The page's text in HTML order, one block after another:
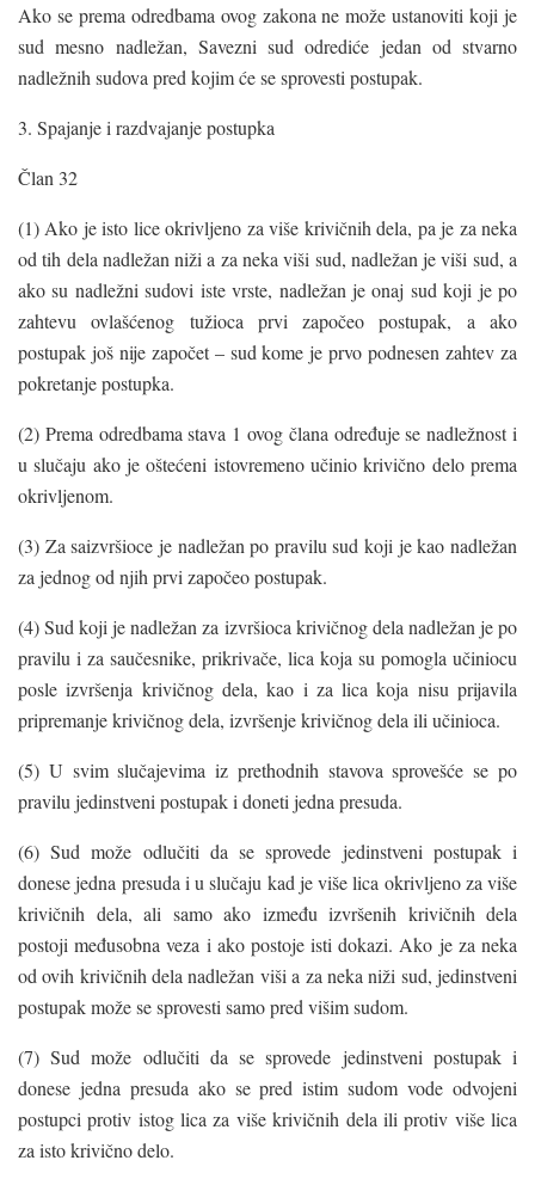
Ako se prema odredbama ovog zakona ne može ustanoviti koji je
sud mesno nadležan, Savezni sud odrediće jedan od stvarno
nadležnih sudova pred kojim će se sprovesti postupak.
3. Spajanje i razdvajanje postupka
Član 32
(1) Ako je isto lice okrivljeno za više krivičnih dela, pa je za neka
od tih dela nadležan niži a za neka viši sud, nadležan je viši sud, a
ako su nadležni sudovi iste vrste, nadležan je onaj sud koji je po
zahtevu ovlašćenog tužioca prvi započeo postupak, a ako
postupak još nije započet – sud kome je prvo podnesen zahtev za
pokretanje postupka.
(2) Prema odredbama stava 1 ovog člana određuje se nadležnost i
u slučaju ako je oštećeni istovremeno učinio krivično delo prema
okrivljenom.
(3) Za saizvršioce je nadležan po pravilu sud koji je kao nadležan
za jednog od njih prvi započeo postupak.
(4) Sud koji je nadležan za izvršioca krivičnog dela nadležan je po
pravilu i za saučesnike, prikrivače, lica koja su pomogla učiniocu
posle izvršenja krivičnog dela, kao i za lica koja nisu prijavila
pripremanje krivičnog dela, izvršenje krivičnog dela ili učinioca.
(5) U svim slučajevima iz prethodnih stavova sprovešće se po
pravilu jedinstveni postupak i doneti jedna presuda.
(6) Sud može odlučiti da se sprovede jedinstveni postupak i
donese jedna presuda i u slučaju kad je više lica okrivljeno za više
krivičnih dela, ali samo ako između izvršenih krivičnih dela
postoji međusobna veza i ako postoje isti dokazi. Ako je za neka
od ovih krivičnih dela nadležan viši a za neka niži sud, jedinstveni
postupak može se sprovesti samo pred višim sudom.
(7) Sud može odlučiti da se sprovede jedinstveni postupak i
donese jedna presuda ako se pred istim sudom vode odvojeni
postupci protiv istog lica za više krivičnih dela ili protiv više lica
za isto krivično delo.